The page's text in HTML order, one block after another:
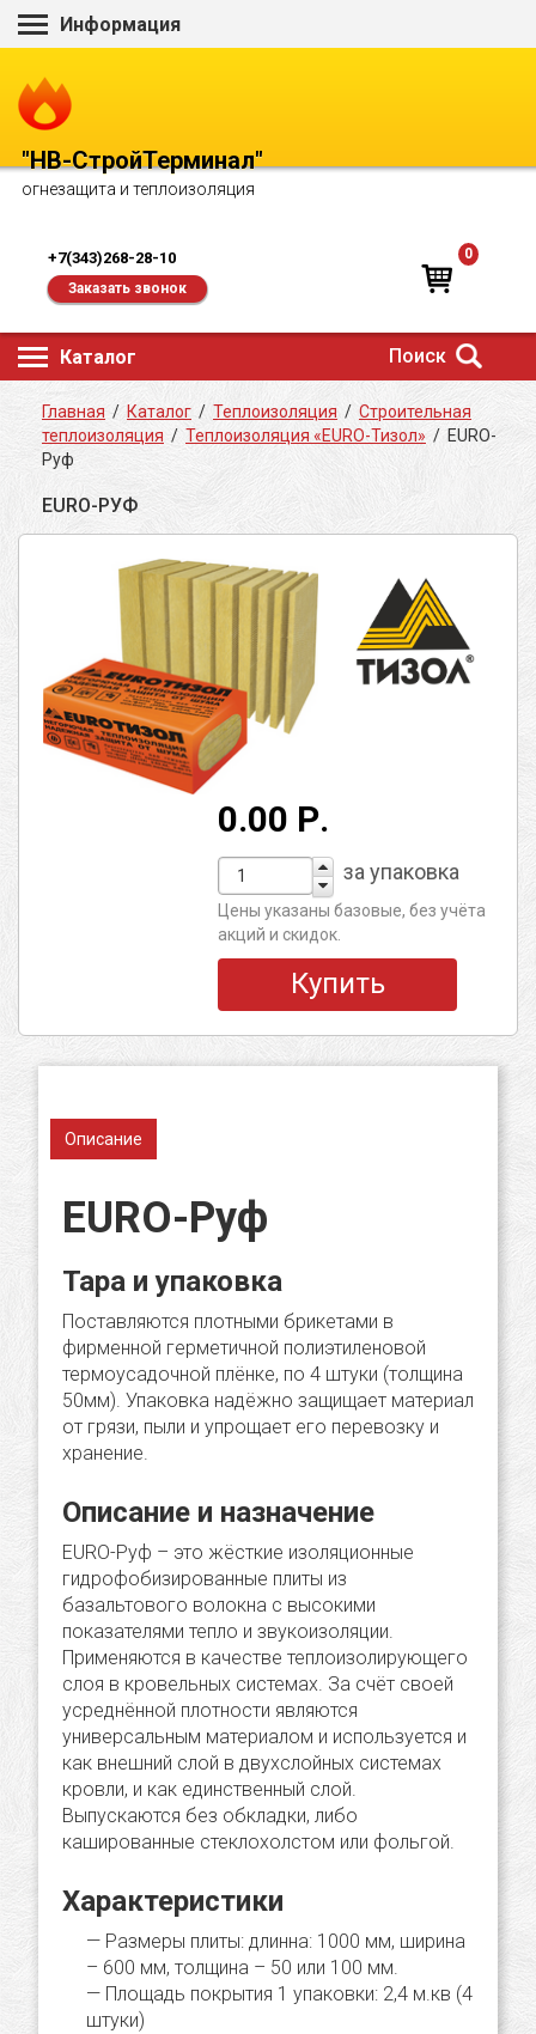
Информация
"НВ-СтройТерминал"
огнезащита и теплоизоляция
+7(343)268-28-10
Заказать звонок
0
Каталог Поиск
Главная / Каталог / Теплоизоляция / Строительная
теплоизоляция / Теплоизоляция «EURO-Тизол» / EURO-
Руф
EURO-РУФ
0.00 Р.
за упаковка
Цены указаны базовые, без учёта
акций и скидок.
Купить
Описание
EURO-Руф
Тара и упаковка
Поставляются плотными брикетами в
фирменной герметичной полиэтиленовой
термоусадочной плёнке, по 4 штуки (толщина
50мм). Упаковка надёжно защищает материал
от грязи, пыли и упрощает его перевозку и
хранение.
Описание и назначение
EURO-Руф – это жёсткие изоляционные
гидрофобизированные плиты из
базальтового волокна с высокими
показателями тепло и звукоизоляции.
Применяются в качестве теплоизолирующего
слоя в кровельных системах. За счёт своей
усреднённой плотности являются
универсальным материалом и используется и
как внешний слой в двухслойных системах
кровли, и как единственный слой.
Выпускаются без обкладки, либо
кашированные стеклохолстом или фольгой.
Характеристики
Размеры плиты: длинна: 1000 мм, ширина
– 600 мм, толщина – 50 или 100 мм.
Площадь покрытия 1 упаковки: 2,4 м.кв (4
штуки)